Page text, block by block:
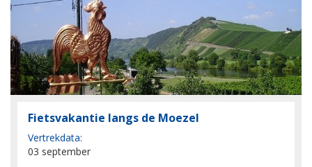
Fietsvakantie langs de Moezel
Vertrekdata:
03 september